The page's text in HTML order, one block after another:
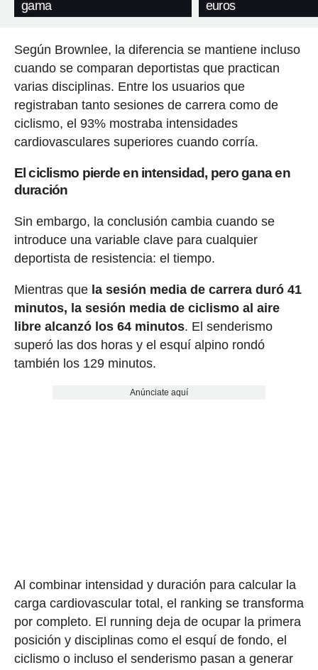
gama
euros
Según Brownlee, la diferencia se mantiene incluso
cuando se comparan deportistas que practican
varias disciplinas. Entre los usuarios que
registraban tanto sesiones de carrera como de
ciclismo, el 93% mostraba intensidades
cardiovasculares superiores cuando corría.
El ciclismo pierde en intensidad, pero gana en
duración
Sin embargo, la conclusión cambia cuando se
introduce una variable clave para cualquier
deportista de resistencia: el tiempo.
Mientras que la sesión media de carrera duró 41
minutos, la sesión media de ciclismo al aire
libre alcanzó los 64 minutos. El senderismo
superó las dos horas y el esquí alpino rondó
también los 129 minutos.
Anúnciate aquí
Al combinar intensidad y duración para calcular la
carga cardiovascular total, el ranking se transforma
por completo. El running deja de ocupar la primera
posición y disciplinas como el esquí de fondo, el
ciclismo o incluso el senderismo pasan a generar